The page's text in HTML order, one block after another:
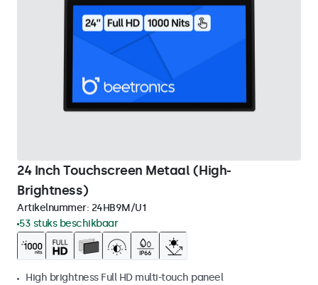
24 Inch Touchscreen Metaal (High-
Brightness)
Artikelnummer: 24HB9M/U1
53 stuks beschikbaar
High brightness Full HD multi-touch paneel